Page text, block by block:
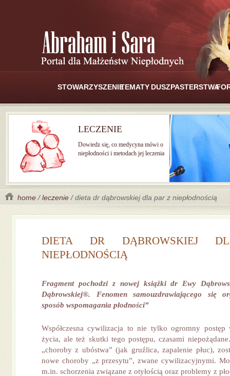
STOWARZYSZENIETEMATY DUSZPASTERSTWA
LECZENIE
Dowiedz się, co medycyna mówi o
niepłodności i metodach jej leczenia
home /leczenie / dieta dr dąbrowskiej dla par z niepłodnością
DIETA DR DĄBROWSKIEJ
NIEPŁODNOŚCIĄ
Fragment pochodzi z nowej książki dr Ewy
Dąbrowskiej®. Fenomen samouzdrawiającego się
sposób wspomagania płodności”
Współczesna cywilizacja to nie tylko ogromny
życia, ale też skutki tego postępu, czasami
„choroby z ubóstwa” (jak gruźlica, zapalenie płuc),
nowe choroby „z przesytu”, zwane cywilizacyjnymi.
m.in. schorzenia związane z otyłością oraz problemy z